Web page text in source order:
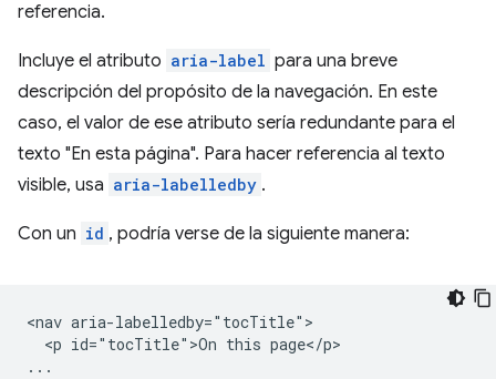
referencia.
Incluye el atributo aria-label para una breve
descripción del propósito de la navegación. En este
caso, el valor de ese atributo sería redundante para el
texto "En esta página". Para hacer referencia al texto
visible, usa aria-labelledby .
Con un id , podría verse de la siguiente manera:
<nav aria-labelledby="tocTitle">
  <p id="tocTitle">On this page</p>
...